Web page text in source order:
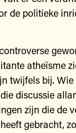
de politieke
atheïsme
twijfels bij. Wie
discussie
zijn die de
gebracht,